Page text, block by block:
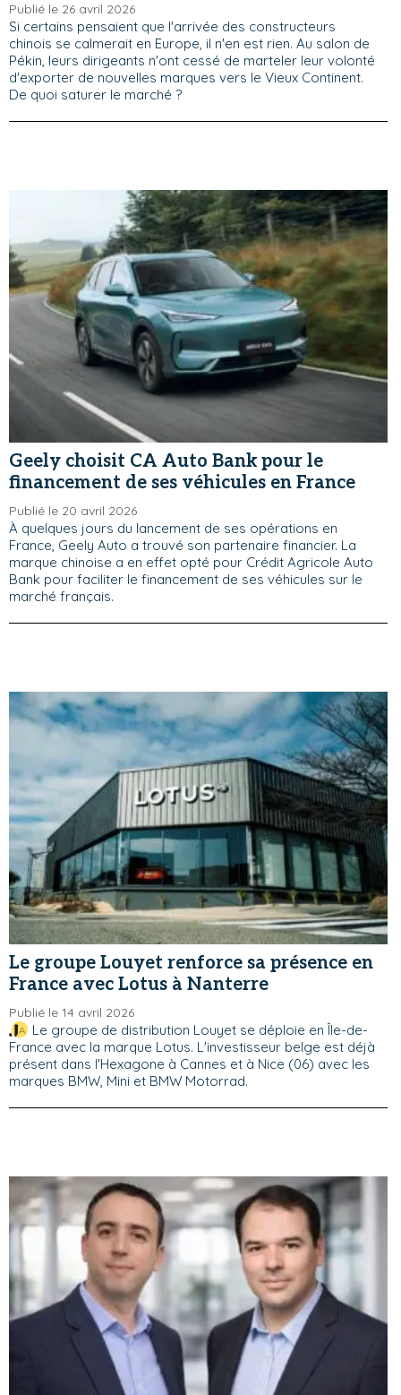
Publié le 26 avril 2026
Si certains pensaient que l'arrivée des constructeurs
chinois se calmerait en Europe, il n'en est rien. Au salon de
Pékin, leurs dirigeants n'ont cessé de marteler leur volonté
d'exporter de nouvelles marques vers le Vieux Continent.
De quoi saturer le marché ?
Geely choisit CA Auto Bank pour le
financement de ses véhicules en France
Publié le 20 avril 2026
À quelques jours du lancement de ses opérations en
France, Geely Auto a trouvé son partenaire financier. La
marque chinoise a en effet opté pour Crédit Agricole Auto
Bank pour faciliter le financement de ses véhicules sur le
marché français.
Le groupe Louyet renforce sa présence en
France avec Lotus à Nanterre
Publié le 14 avril 2026
Le groupe de distribution Louyet se déploie en Île-de-
France avec la marque Lotus. L'investisseur belge est déjà
présent dans l'Hexagone à Cannes et à Nice (06) avec les
marques BMW, Mini et BMW Motorrad.